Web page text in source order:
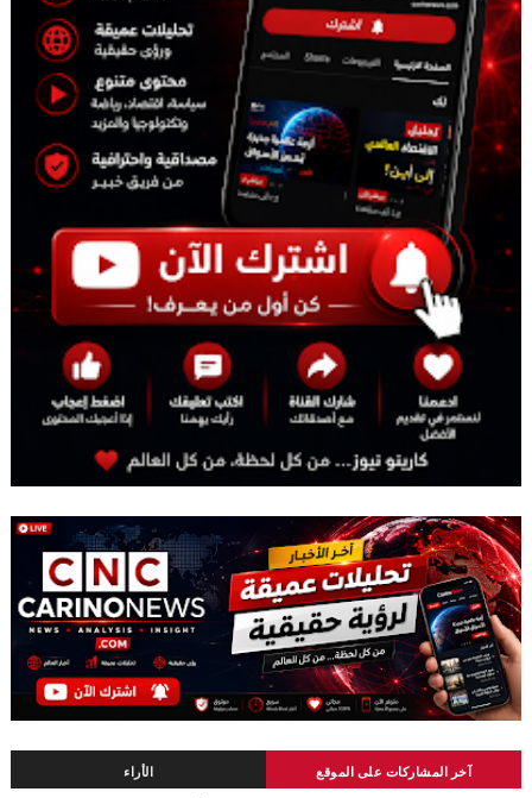
آخر المشاركات على الموقع الأراء